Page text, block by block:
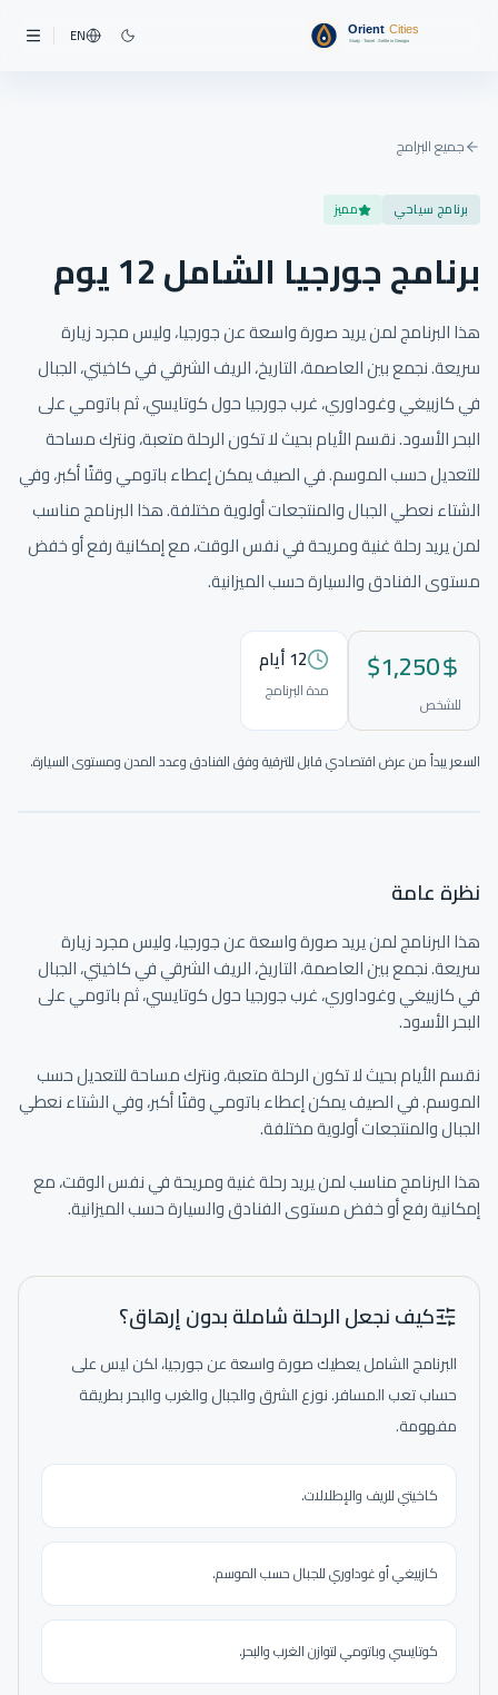
EN
جميع البرامج
برنامج سياحي مميز
برنامج جورجيا الشامل 12 يوم
هذا البرنامج لمن يريد صورة واسعة عن جورجيا، وليس مجرد زيارة
سريعة. نجمع بين العاصمة، التاريخ، الريف الشرقي في كاخيتي، الجبال
في كازبيغي وغوداوري، غرب جورجيا حول كوتايسي، ثم باتومي على
البحر الأسود. نقسم الأيام بحيث لا تكون الرحلة متعبة، ونترك مساحة
للتعديل حسب الموسم. في الصيف يمكن إعطاء باتومي وقتًا أكبر، وفي
الشتاء نعطي الجبال والمنتجعات أولوية مختلفة. هذا البرنامج مناسب
لمن يريد رحلة غنية ومريحة في نفس الوقت، مع إمكانية رفع أو خفض
مستوى الفنادق والسيارة حسب الميزانية.
$1,250
للشخص
12أيام
مدة البرنامج
السعر يبدأ من عرض اقتصادي قابل للترقية وفق الفنادق وعدد المدن ومستوى السيارة.
نختار المسار والصور والتفاصيل لتكون الرحلة واضحة قبل الحجز.
نظرة عامة
إمكانية رفع أو خفض مستوى الفنادق والسيارة حسب الميزانية.
كيف نجعل الرحلة شاملة بدون إرهاق؟
البرنامج الشامل يعطيك صورة واسعة عن جورجيا، لكن ليس على
حساب تعب المسافر. نوزع الشرق والجبال والغرب والبحر بطريقة
مفهومة.
كاخيتي للريف والإطلالات.
كازبيغي أو غوداوري للجبال حسب الموسم.
كوتايسي وباتومي لتوازن الغرب والبحر.